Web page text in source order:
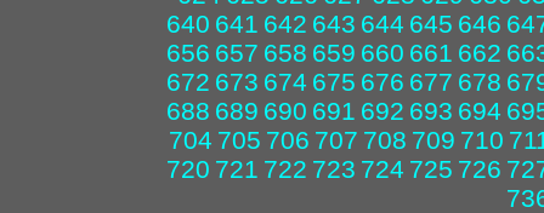
640 641 642 643 644 645 646
656 657 658 659 660 661 662
672 673 674 675 676 677 678
688 689 690 691 692 693 694
704 705 706 707 708 709 710
720 721 722 723 724 725 726